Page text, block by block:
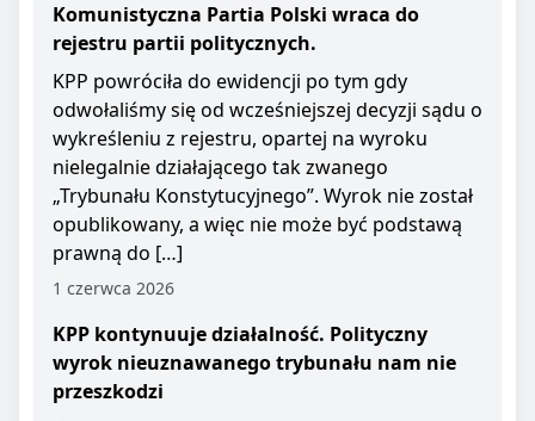
Komunistyczna Partia Polski wraca do
rejestru partii politycznych.
KPP powróciła do ewidencji po tym gdy
odwołaliśmy się od wcześniejszej decyzji sądu o
wykreśleniu z rejestru, opartej na wyroku
nielegalnie działającego tak zwanego
„Trybunału Konstytucyjnego”. Wyrok nie został
opublikowany, a więc nie może być podstawą
prawną do […]
1 czerwca 2026
KPP kontynuuje działalność. Polityczny
wyrok nieuznawanego trybunału nam nie
przeszkodzi